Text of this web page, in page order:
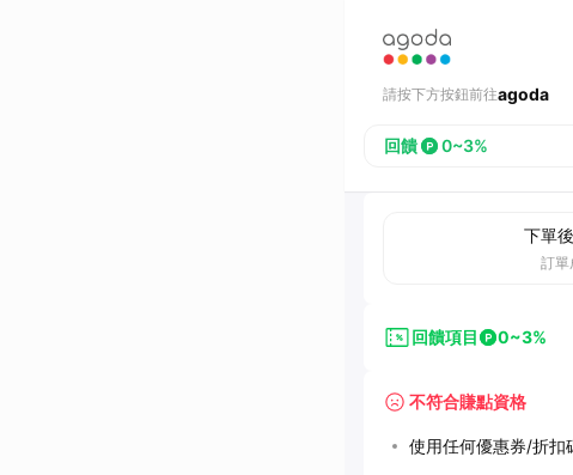
請按下方按鈕前往agoda
回饋 0~3%
下單後
訂單
回饋項目 0~3%
不符合賺點資格
使用任何優惠券/折扣